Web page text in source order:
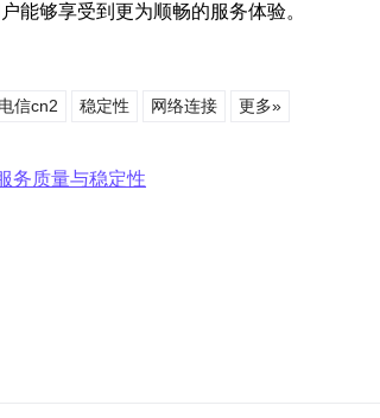
能够享受到更为顺畅的服务体验。
电信cn2 稳定性 网络连接 更多»
务质量与稳定性